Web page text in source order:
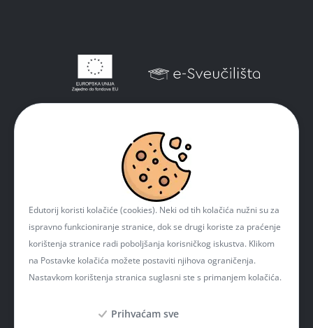
Edutorij koristi kolačiće (cookies). Neki od tih kolačića nužni su za
ispravno funkcioniranje stranice, dok se drugi koriste za praćenje
korištenja stranice radi poboljšanja korisničkog iskustva. Klikom
na Postavke kolačića možete postaviti njihova ograničenja.
Nastavkom korištenja stranica suglasni ste s primanjem kolačića.
Prihvaćam sve